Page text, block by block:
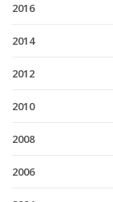
2016
2014
2012
2010
2008
2006